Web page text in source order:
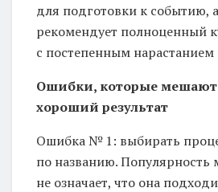
для подготовки к событию,
рекомендует полноценный
с постепенным нарастанием
Ошибки, которые мешают
хороший результат
Ошибка № 1: выбирать
по названию. Популярность
не означает, что она